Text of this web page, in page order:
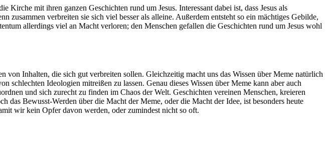
mit ihren ganzen Geschichten rund um Jesus. Interessant dabei ist, dass Jesus als
verbreiten sie sich viel besser als alleine. Außerdem entsteht so ein mächtiges Gebilde,
allerdings viel an Macht verloren; den Menschen gefallen die Geschichten rund um Jesus wohl
Inhalten, die sich gut verbreiten sollen. Gleichzeitig macht uns das Wissen über Meme natürlich
Ideologien mitreißen zu lassen. Genau dieses Wissen über Meme kann aber auch
und sich zurecht zu finden im Chaos der Welt. Geschichten vereinen Menschen, kreieren
Bewusst-Werden über die Macht der Meme, oder die Macht der Idee, ist besonders heute
wir kein Opfer davon werden, oder zumindest nicht so oft.